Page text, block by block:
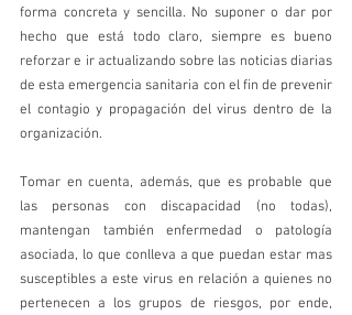
forma concreta y sencilla. No suponer o dar por
hecho que está todo claro, siempre es bueno
reforzar e ir actualizando sobre las noticias diarias
de esta emergencia sanitaria con el fin de prevenir
el contagio y propagación del virus dentro de la
organización.
Tomar en cuenta, además, que es probable que
las personas con discapacidad (no todas),
mantengan también enfermedad o patología
asociada, lo que conlleva a que puedan estar mas
susceptibles a este virus en relación a quienes no
pertenecen a los grupos de riesgos, por ende,